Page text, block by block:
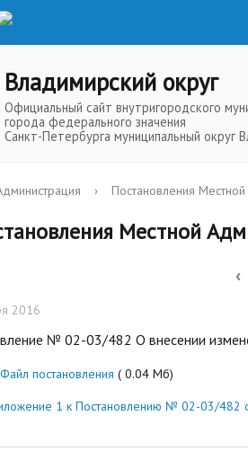
Владимирский округ
Официальный сайт внутригородского
города федерального значения
Санкт-Петербурга муниципальный округ
› Постановления
Местной
‹
2016
№ 02-03/482 О внесении
постановления ( 0.04 Мб)
1 к Постановлению № 02-03/482